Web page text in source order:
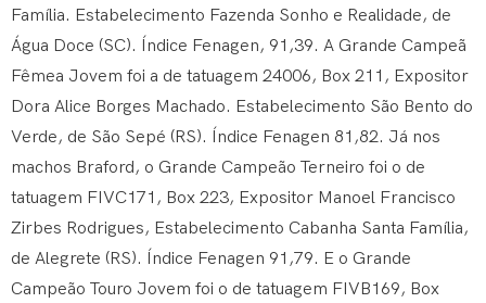
Família. Estabelecimento Fazenda Sonho e Realidade, de
Água Doce (SC). Índice Fenagen, 91,39. A Grande Campeã
Fêmea Jovem foi a de tatuagem 24006, Box 211, Expositor
Dora Alice Borges Machado. Estabelecimento São Bento do
Verde, de São Sepé (RS). Índice Fenagen 81,82. Já nos
machos Braford, o Grande Campeão Terneiro foi o de
tatuagem FIVC171, Box 223, Expositor Manoel Francisco
Zirbes Rodrigues, Estabelecimento Cabanha Santa Família,
de Alegrete (RS). Índice Fenagen 91,79. E o Grande
Campeão Touro Jovem foi o de tatuagem FIVB169, Box